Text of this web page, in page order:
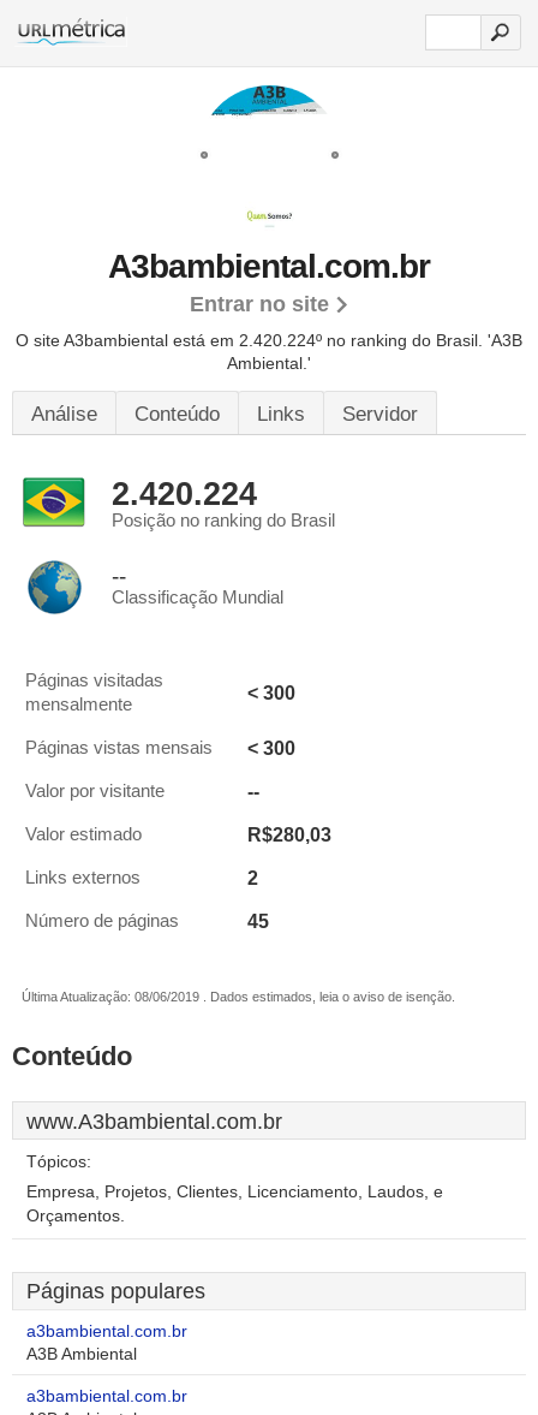
A3bambiental.com.br
Entrar no site
O site A3bambiental está em 2.420.224º no ranking do Brasil. 'A3B
Ambiental.'
Análise Conteúdo Links Servidor
2.420.224
Posição no ranking do Brasil
--
Classificação Mundial
Páginas visitadas
mensalmente
< 300
Páginas vistas mensais < 300
Valor por visitante --
Valor estimado R$280,03
Links externos 2
Número de páginas 45
Última Atualização: 08/06/2019 . Dados estimados, leia o aviso de isenção.
Conteúdo
www.A3bambiental.com.br
Tópicos:
Empresa, Projetos, Clientes, Licenciamento, Laudos, e
Orçamentos.
Páginas populares
a3bambiental.com.br
A3B Ambiental
a3bambiental.com.br